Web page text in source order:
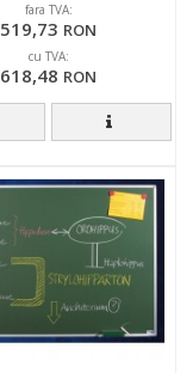
fara TVA:
519,73 RON
cu TVA:
618,48 RON